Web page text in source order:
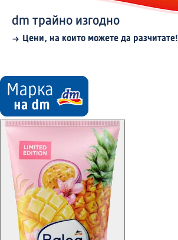
dm трайно изгодно
Цени, на които можете да разчитате!